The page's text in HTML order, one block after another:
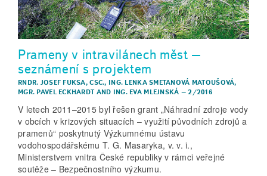
Prameny v intravilánech měst –
seznámení s projektem
RNDR. JOSEF FUKSA, CSC., ING. LENKA SMETANOVÁ MATOUŠOVÁ,
MGR. PAVEL ECKHARDTAND ING. EVA MLEJNSKÁ –2/2016
V letech 2011–2015 byl řešen grant „Náhradní zdroje vody
v obcích v krizových situacích – využití původních zdrojů a
pramenů“ poskytnutý Výzkumnému ústavu
vodohospodářskému T. G. Masaryka, v. v. i.,
Ministerstvem vnitra České republiky v rámci veřejné
soutěže – Bezpečnostního výzkumu.